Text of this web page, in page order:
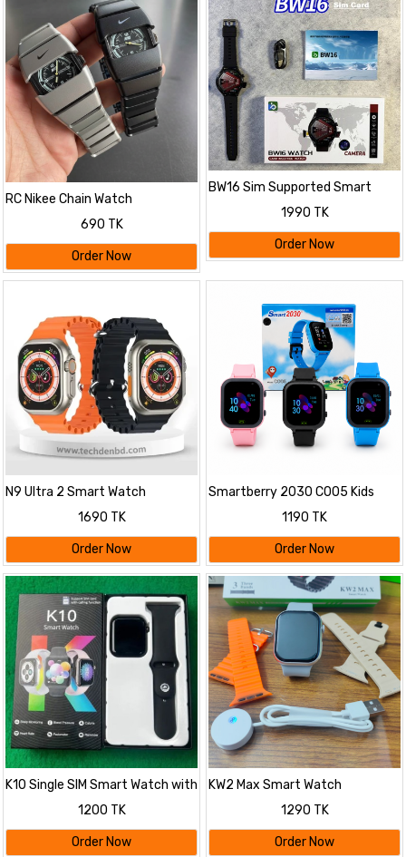
RC Nikee Chain Watch
690 TK
Order Now
BW16 Sim Supported Smart
Watch with Camera
1990 TK
Order Now
N9 Ultra 2 Smart Watch
1690 TK
Order Now
Smartberry 2030 C005 Kids
Smartwatch G.P.S Tracking,
Video Call, SIM Card, Flashlight,
Camera, Smartwatch for Kids
1190 TK
Order Now
K10 Single SIM Smart Watch with
Calling Function
1200 TK
Order Now
KW2 Max Smart Watch
1290 TK
Order Now